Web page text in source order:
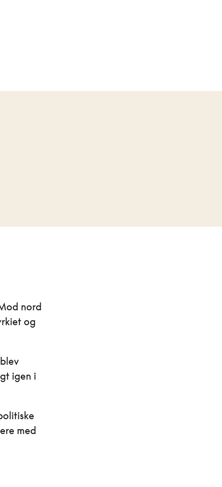
nord
og
igen i
med